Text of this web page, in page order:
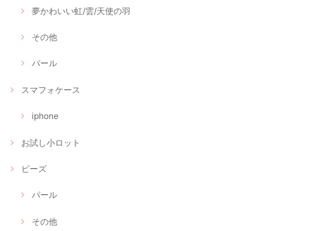
夢かわいい虹/雲/天使の羽
その他
パール
スマフォケース
iphone
お試し小ロット
ビーズ
パール
その他